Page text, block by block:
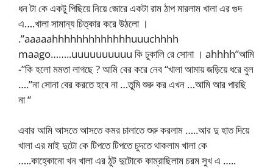
ধন টা কে একটু পিছিয়ে নিয়ে জোরে একটা রাম ঠাপ মারলাম খালা এর গুদ
এ….খালা সামান্য চিত্কার করে উঠলো ।
.”aaaaahhhhhhhhhhhhhuuuchhhh
maago……..uuuuuuuuuu কি ঢুকালি রে সোনা । ahhhh”আমি
-”কি হলো মমতা লাগছে ? আমি বের করে নেব “খালা আমায় জড়িয়ে ধরে বুল
….”না সোনা বের করতে হবে না …তুমি শুরু কর এখন …আমি আর পারছি
না “
এবার আমি আসতে আসতে কমর চালাতে শুরু করলাম …..আর দু হাত দিয়ে
খালা এর মাই দুটো কে টিপতে টিপতে চুদতে থাকলাম খালা কে
…..কাহ্কোনো খন খালা এর ঠুট দুটোকে কাম্রাছিলাম চরম সুখ এ …..